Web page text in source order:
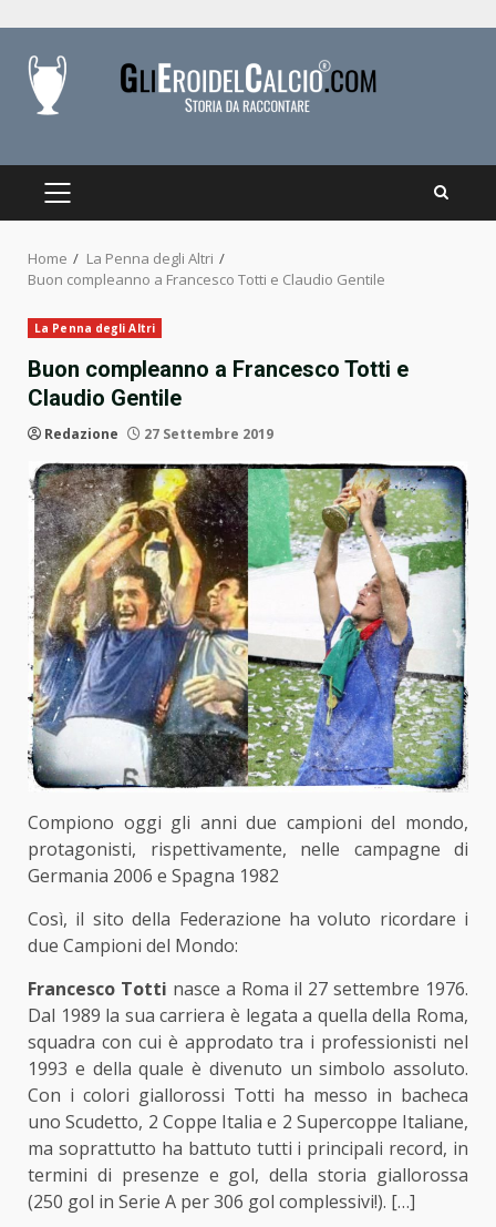
content
PRIMARY
Home
La Penna degli Altri
Buon compleanno a Francesco Totti e Claudio Gentile
La Penna degli Altri
Buon compleanno a Francesco Totti e
Claudio Gentile
Redazione 27 Settembre 2019
Compiono oggi gli anni due campioni del mondo,
protagonisti, rispettivamente, nelle campagne di
Germania 2006 e Spagna 1982
Così, il sito della Federazione ha voluto ricordare i
due Campioni del Mondo:
Francesco Totti nasce a Roma il 27 settembre 1976.
Dal 1989 la sua carriera è legata a quella della Roma,
squadra con cui è approdato tra i professionisti nel
1993 e della quale è divenuto un simbolo assoluto.
Con i colori giallorossi Totti ha messo in bacheca
uno Scudetto, 2 Coppe Italia e 2 Supercoppe Italiane,
ma soprattutto ha battuto tutti i principali record, in
termini di presenze e gol, della storia giallorossa
(250 gol in Serie A per 306 gol complessivi!). […]